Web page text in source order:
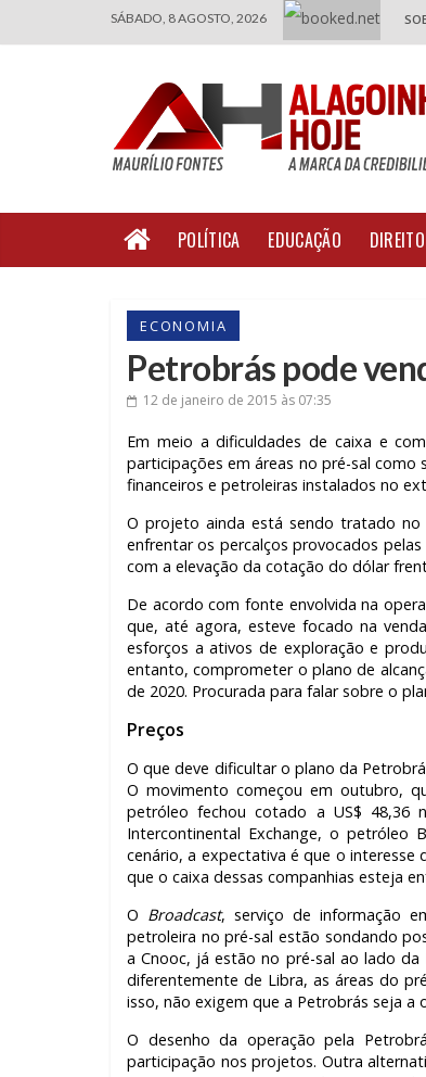
SÁBADO, 8 AGOSTO, 2026
POLÍTICA EDUCAÇÃO DIREITO
ECONOMIA
Petrobrás pode
12 de janeiro de 2015 às 07:35
Em meio a dificuldades de caixa e
participações em áreas no pré-sal como
financeiros e petroleiras instalados no
O projeto ainda está sendo tratado
enfrentar os percalços provocados
com a elevação da cotação do dólar
De acordo com fonte envolvida na
que, até agora, esteve focado na
esforços a ativos de exploração e
entanto, comprometer o plano de
de 2020. Procurada para falar sobre o
Preços
O que deve dificultar o plano da
O movimento começou em outubro,
petróleo fechou cotado a US$ 48,36
Intercontinental Exchange, o petróleo
cenário, a expectativa é que o interesse
que o caixa dessas companhias esteja
O Broadcast, serviço de informação
petroleira no pré-sal estão sondando
a Cnooc, já estão no pré-sal ao lado
diferentemente de Libra, as áreas do
isso, não exigem que a Petrobrás seja a
O desenho da operação pela
participação nos projetos. Outra